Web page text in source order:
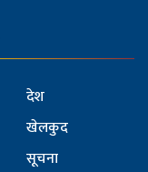
देश
खेलकुद
सूचना